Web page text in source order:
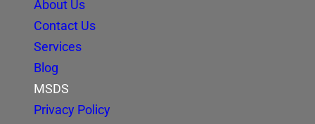
About Us
Contact Us
Services
Blog
MSDS
Privacy Policy